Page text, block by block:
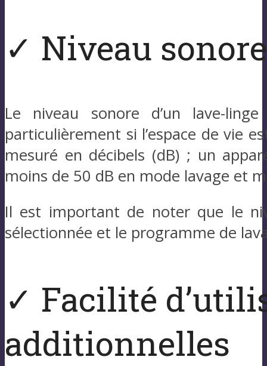
✓ Niveau sonore
Le niveau sonore d’un lave-
particulièrement si l’espace de vie
mesuré en décibels (dB) ; un
moins de 50 dB en mode lavage et
Il est important de noter que le
sélectionnée et le programme de
✓ Facilité
additionnelles